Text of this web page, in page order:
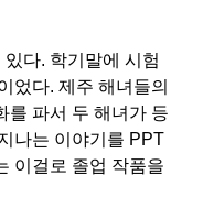
다. 학기말에 시험
었다. 제주 해녀들의
를 파서 두 해녀가 등
나는 이야기를 PPT
이걸로 졸업 작품을